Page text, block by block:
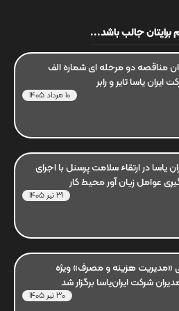
جالب باشد...
مناقصه دو مرحله ای شماره الف
10 مرداد 1405
یاسا در ارتقاء سلامت پرسنل با اجرای
عوامل زیان آور محیط کار
31 تیر 1405
«مدیریت هزینه و مصرف» ویژه
شرکت ایران‌یاسا برگزار شد
30 تیر 1405